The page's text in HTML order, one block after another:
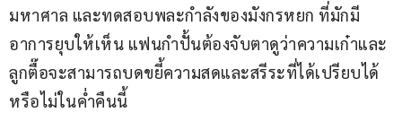
มหาศาล และทดสอบพละกำลังของมังกรหยก ที่มักมี
อาการยุบให้เห็น แฟนกำปั้นต้องจับตาดูว่าความเก๋าและ
ลูกตื๊อจะสามารถบดขยี้ความสดและสรีระที่ได้เปรียบได้
หรือไม่ในค่ำคืนนี้